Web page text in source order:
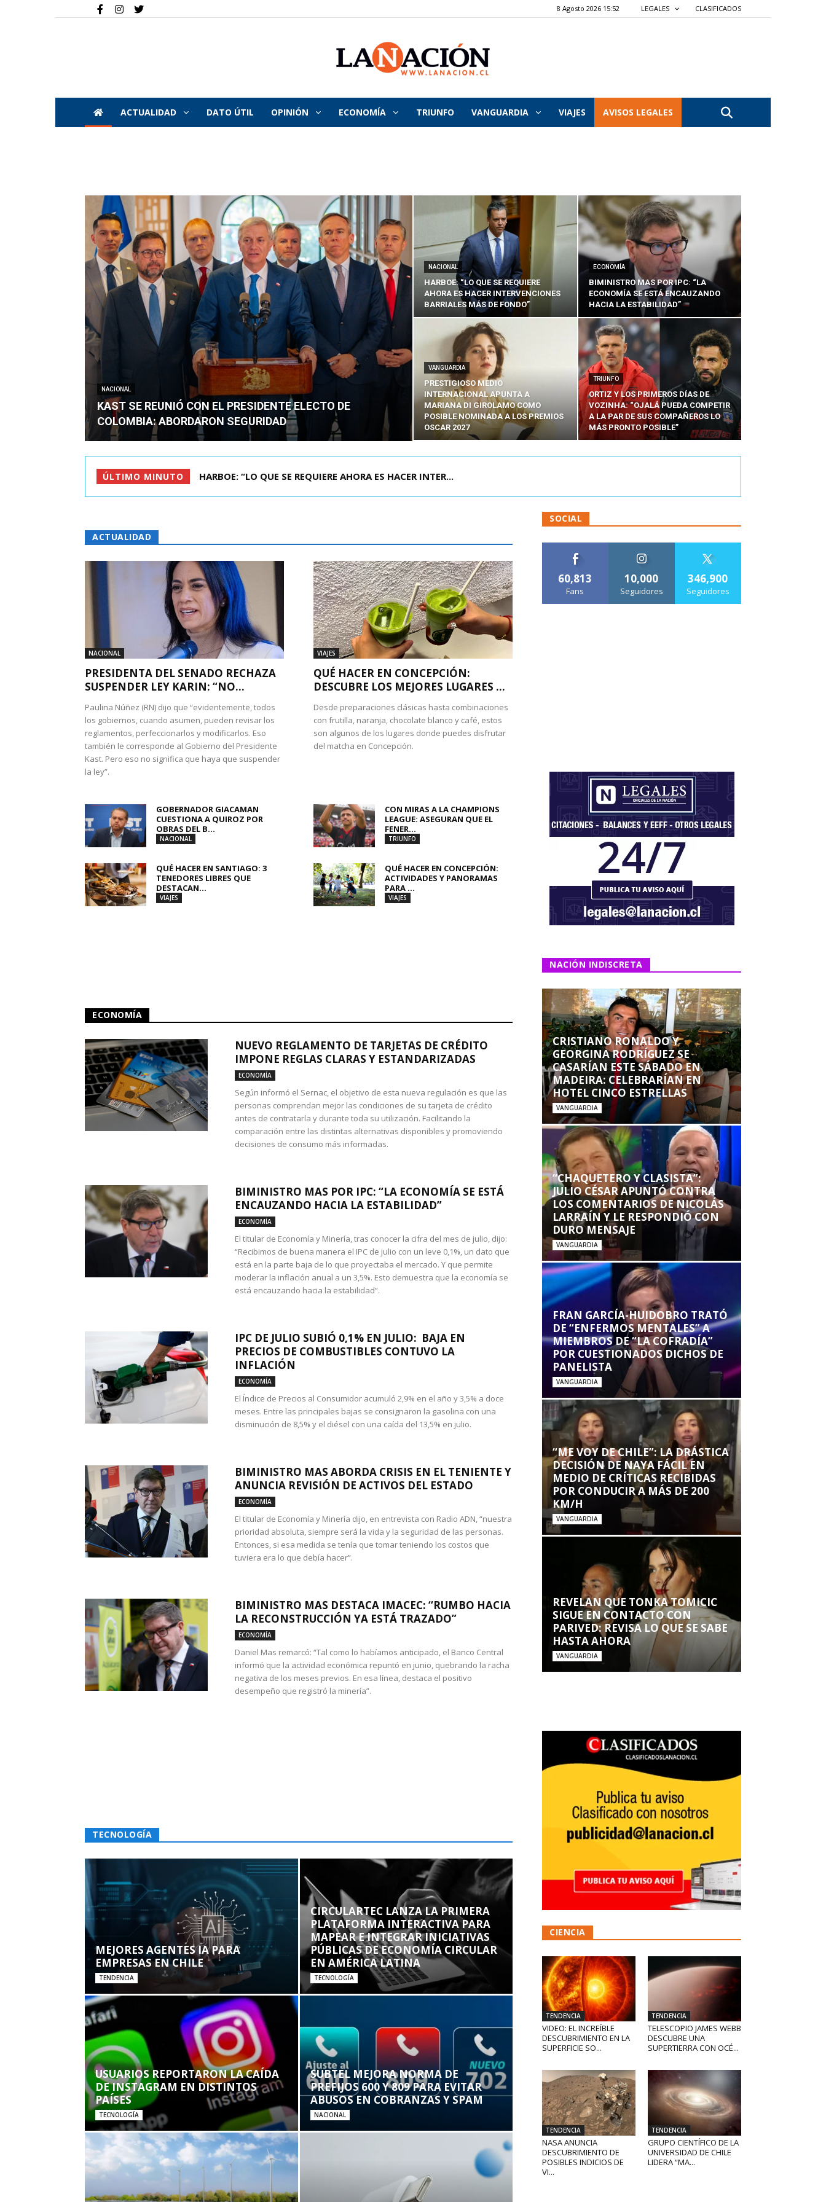
8 Agosto 2026 15:52 LEGALES CLASIFICADOS
La
Nación
ACTUALIDAD DATO ÚTIL OPINIÓN ECONOMÍA TRIUNFO VANGUARDIA VIAJES AVISOS LEGALES
NACIONAL
KAST SE REUNIÓ CON EL PRESIDENTE ELECTO DE
COLOMBIA: ABORDARON SEGURIDAD
NACIONAL
HARBOE: “LO QUE SE REQUIERE
AHORA ES HACER INTERVENCIONES
BARRIALES MÁS DE FONDO”
ECONOMÍA
BIMINISTRO MAS POR IPC: “LA
ECONOMÍA SE ESTÁ ENCAUZANDO
HACIA LA ESTABILIDAD”
VANGUARDIA
PRESTIGIOSO MEDIO
INTERNACIONAL APUNTA A
MARIANA DI GIROLAMO COMO
POSIBLE NOMINADA A LOS PREMIOS
OSCAR 2027
TRIUNFO
ORTIZ Y LOS PRIMEROS DÍAS DE
VOZINHA: “OJALÁ PUEDA COMPETIR
A LA PAR DE SUS COMPAÑEROS LO
MÁS PRONTO POSIBLE”
ÚLTIMO MINUTO BIMINISTRO MAS POR IPC: “LA ECONOMÍA SE ESTÁ ENC...
ACTUALIDAD
NACIONAL
PRESIDENTA DEL SENADO RECHAZA
SUSPENDER LEY KARIN: “NO...
Paulina Núñez (RN) dijo que “evidentemente, todos
los gobiernos, cuando asumen, pueden revisar los
reglamentos, perfeccionarlos y modificarlos. Eso
también le corresponde al Gobierno del Presidente
Kast. Pero eso no significa que haya que suspender
la ley”.
VIAJES
QUÉ HACER EN CONCEPCIÓN:
DESCUBRE LOS MEJORES LUGARES ...
Desde preparaciones clásicas hasta combinaciones
con frutilla, naranja, chocolate blanco y café, estos
son algunos de los lugares donde puedes disfrutar
del matcha en Concepción.
GOBERNADOR GIACAMAN
CUESTIONA A QUIROZ POR
OBRAS DEL B...
NACIONAL
CON MIRAS A LA CHAMPIONS
LEAGUE: ASEGURAN QUE EL
FENER...
TRIUNFO
QUÉ HACER EN SANTIAGO: 3
TENEDORES LIBRES QUE
DESTACAN...
VIAJES
QUÉ HACER EN CONCEPCIÓN:
ACTIVIDADES Y PANORAMAS
PARA ...
VIAJES
ECONOMÍA
NUEVO REGLAMENTO DE TARJETAS DE CRÉDITO
IMPONE REGLAS CLARAS Y ESTANDARIZADAS
ECONOMÍA
Según informó el Sernac, el objetivo de esta nueva regulación es que las
personas comprendan mejor las condiciones de su tarjeta de crédito
antes de contratarla y durante toda su utilización. Facilitando la
comparación entre las distintas alternativas disponibles y promoviendo
decisiones de consumo más informadas.
BIMINISTRO MAS POR IPC: “LA ECONOMÍA SE ESTÁ
ENCAUZANDO HACIA LA ESTABILIDAD”
ECONOMÍA
El titular de Economía y Minería, tras conocer la cifra del mes de julio, dijo:
“Recibimos de buena manera el IPC de julio con un leve 0,1%, un dato que
está en la parte baja de lo que proyectaba el mercado. Y que permite
moderar la inflación anual a un 3,5%. Esto demuestra que la economía se
está encauzando hacia la estabilidad”.
IPC DE JULIO SUBIÓ 0,1% EN JULIO: BAJA EN
PRECIOS DE COMBUSTIBLES CONTUVO LA
INFLACIÓN
ECONOMÍA
El Índice de Precios al Consumidor acumuló 2,9% en el año y 3,5% a doce
meses. Entre las principales bajas se consignaron la gasolina con una
disminución de 8,5% y el diésel con una caída del 13,5% en julio.
BIMINISTRO MAS ABORDA CRISIS EN EL TENIENTE Y
ANUNCIA REVISIÓN DE ACTIVOS DEL ESTADO
ECONOMÍA
El titular de Economía y Minería dijo, en entrevista con Radio ADN, “nuestra
prioridad absoluta, siempre será la vida y la seguridad de las personas.
Entonces, si esa medida se tenía que tomar teniendo los costos que
tuviera era lo que debía hacer”.
BIMINISTRO MAS DESTACA IMACEC: “RUMBO HACIA
LA RECONSTRUCCIÓN YA ESTÁ TRAZADO”
ECONOMÍA
Daniel Mas remarcó: “Tal como lo habíamos anticipado, el Banco Central
informó que la actividad económica repuntó en junio, quebrando la racha
negativa de los meses previos. En esa línea, destaca el positivo
desempeño que registró la minería”.
TECNOLOGÍA
MEJORES AGENTES IA PARA
EMPRESAS EN CHILE
TENDENCIA
CIRCULARTEC LANZA LA PRIMERA
PLATAFORMA INTERACTIVA PARA
MAPEAR E INTEGRAR INICIATIVAS
PÚBLICAS DE ECONOMÍA CIRCULAR
EN AMÉRICA LATINA
TECNOLOGÍA
USUARIOS REPORTARON LA CAÍDA
DE INSTAGRAM EN DISTINTOS
PAÍSES
TECNOLOGÍA
SUBTEL MEJORA NORMA DE
PREFIJOS 600 Y 809 PARA EVITAR
ABUSOS EN COBRANZAS Y SPAM
NACIONAL
SOCIAL
60,813
Fans
10,000
Seguidores
346,900
Seguidores
NACIÓN INDISCRETA
CRISTIANO RONALDO Y
GEORGINA RODRÍGUEZ SE
CASARÍAN ESTE SÁBADO EN
MADEIRA: CELEBRARÍAN EN
HOTEL CINCO ESTRELLAS
VANGUARDIA
“CHAQUETERO Y CLASISTA”:
JULIO CÉSAR APUNTÓ CONTRA
LOS COMENTARIOS DE NICOLÁS
LARRAÍN Y LE RESPONDIÓ CON
DURO MENSAJE
VANGUARDIA
FRAN GARCÍA-HUIDOBRO TRATÓ
DE “ENFERMOS MENTALES” A
MIEMBROS DE “LA COFRADÍA”
POR CUESTIONADOS DICHOS DE
PANELISTA
VANGUARDIA
“ME VOY DE CHILE”: LA DRÁSTICA
DECISIÓN DE NAYA FÁCIL EN
MEDIO DE CRÍTICAS RECIBIDAS
POR CONDUCIR A MÁS DE 200
KM/H
VANGUARDIA
REVELAN QUE TONKA TOMICIC
SIGUE EN CONTACTO CON
PARIVED: REVISA LO QUE SE SABE
HASTA AHORA
VANGUARDIA
CIENCIA
TENDENCIA
VIDEO: EL INCREÍBLE
DESCUBRIMIENTO EN LA
SUPERFICIE SO...
TENDENCIA
TELESCOPIO JAMES WEBB
DESCUBRE UNA
SUPERTIERRA CON OCÉ...
TENDENCIA
NASA ANUNCIA
DESCUBRIMIENTO DE
POSIBLES INDICIOS DE
VI...
TENDENCIA
GRUPO CIENTÍFICO DE LA
UNIVERSIDAD DE CHILE
LIDERA “MA...